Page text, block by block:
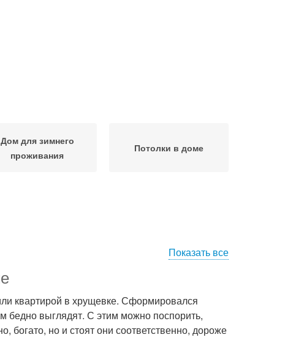
Дом для зимнего
проживания
Потолки в доме
Показать все
квартирой в хрущевке. Сформировался
бедно выглядят. С этим можно поспорить,
богато, но и стоят они соответственно, дороже